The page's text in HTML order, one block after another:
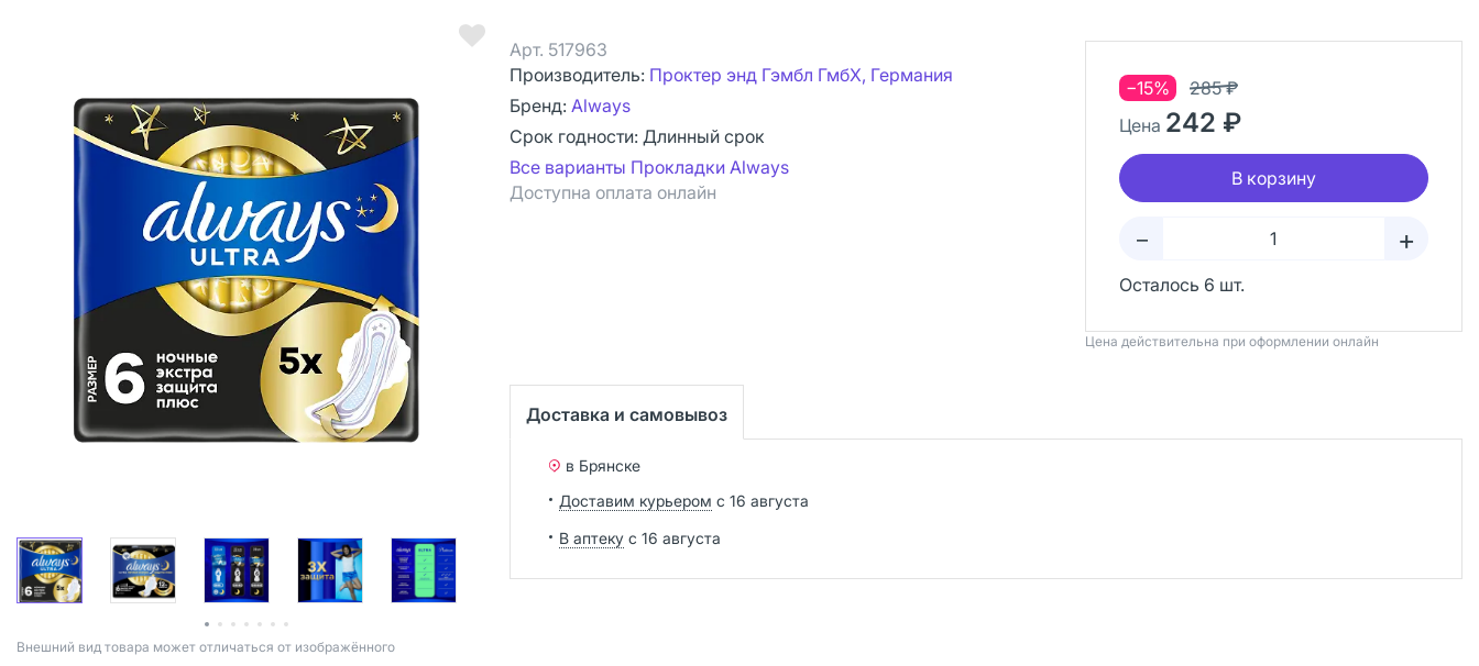
Bнешний вид товара может отличаться от изображённого
Арт. 517963
Производитель: Проктер энд Гэмбл ГмбХ, Германия
Бренд: Always
Срок годности: Длинный срок
Все варианты Прокладки Always
Доступна оплата онлайн
−15%
285 ₽
Цена 242 ₽
В корзину
– +
Осталось 6 шт.
Цена действительна при оформлении онлайн
Доставка и самовывоз
в Брянске
Доставим курьером с 16 августа
В аптеку с 16 августа